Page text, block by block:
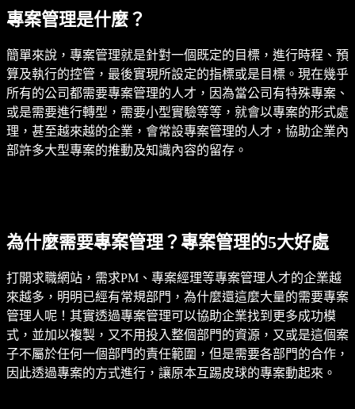
專案管理是什麼？
簡單來說，專案管理就是針對一個既定的目標，進行時程、預
算及執行的控管，最後實現所設定的指標或是目標。現在幾乎
所有的公司都需要專案管理的人才，因為當公司有特殊專案、
或是需要進行轉型，需要小型實驗等等，就會以專案的形式處
理，甚至越來越的企業，會常設專案管理的人才，協助企業內
部許多大型專案的推動及知識內容的留存。
為什麼需要專案管理？專案管理的5大好處
打開求職網站，需求PM、專案經理等專案管理人才的企業越
來越多，明明已經有常規部門，為什麼還這麼大量的需要專案
管理人呢！其實透過專案管理可以協助企業找到更多成功模
式，並加以複製，又不用投入整個部門的資源，又或是這個案
子不屬於任何一個部門的責任範圍，但是需要各部門的合作，
因此透過專案的方式進行，讓原本互踢皮球的專案動起來。